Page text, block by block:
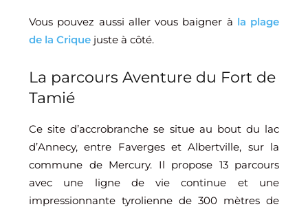
Vous pouvez aussi aller vous baigner à la plage
de la Crique juste à côté.
La parcours Aventure du Fort de
Tamié
Ce site d’accrobranche se situe au bout du lac
d’Annecy, entre Faverges et Albertville, sur la
commune de Mercury. Il propose 13 parcours
avec une ligne de vie continue et une
impressionnante tyrolienne de 300 mètres de